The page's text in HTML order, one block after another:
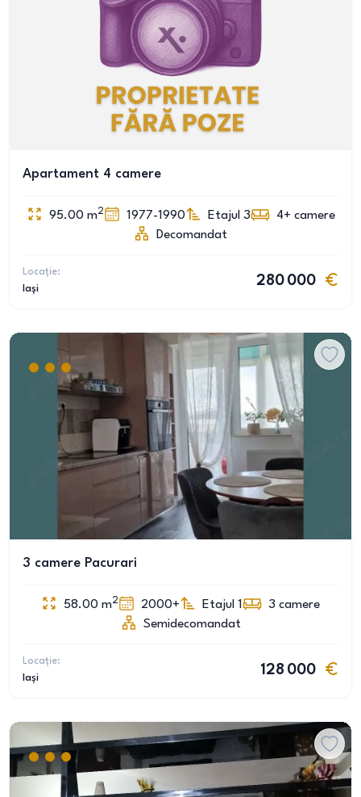
Apartament 4 camere
95.00 m2 1977-1990 Etajul 3 4+ camere
Decomandat
Locație:
Iași
280 000
3 camere Pacurari
58.00 m2 2000+ Etajul 1 3 camere
Semidecomandat
Locație:
Iași
128 000